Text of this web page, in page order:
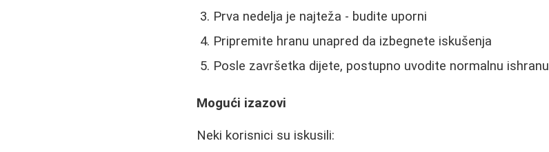
Prva nedelja je najteža - budite uporni
Pripremite hranu unapred da izbegnete iskušenja
Posle završetka dijete, postupno uvodite normalnu ishranu
Mogući izazovi
Neki korisnici su iskusili: